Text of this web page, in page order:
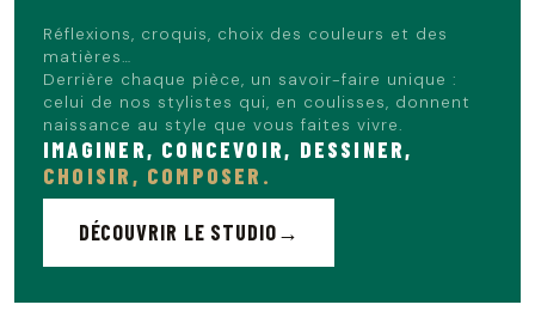
Réflexions, croquis, choix des couleurs et des
matières…
Derrière chaque pièce, un savoir-faire unique :
celui de nos stylistes qui, en coulisses, donnent
naissance au style que vous faites vivre.
IMAGINER, CONCEVOIR, DESSINER,
CHOISIR, COMPOSER.
DÉCOUVRIR LE STUDIO